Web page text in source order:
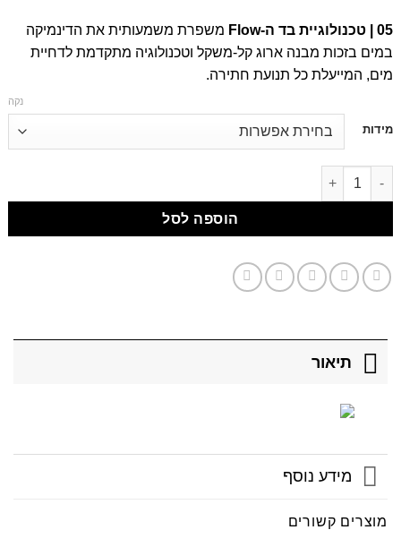
05 | טכנולוגיית בד ה-Flow
משפרת משמעותית את הדינמיקה
במים בזכות מבנה ארוג קל-משקל וטכנולוגיה מתקדמת לדחיית
מים, המייעלת כל תנועת חתירה.
מידות
נקה
לתוכן
דילוג לתוכן
הוספה לסל
תיאור
מידע נוסף
מוצרים קשורים